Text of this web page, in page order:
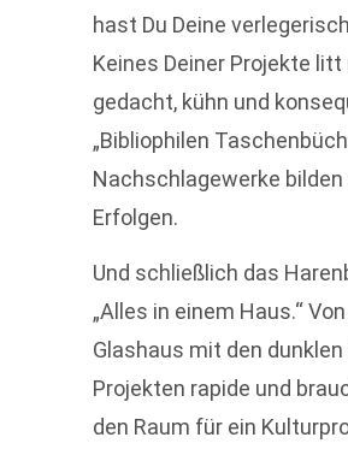
hast Du Deine
Keines Deiner Projekte
gedacht, kühn und
„Bibliophilen
Nachschlagewerke
Erfolgen.
Und schließlich das
„Alles in einem Haus.“
Glashaus mit den
Projekten rapide und
den Raum für ein